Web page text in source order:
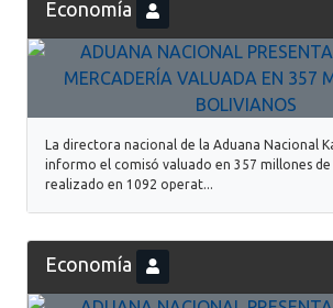
Economía
La directora nacional de la Aduana Nacional
informo el comisó valuado en 357 millones
realizado en 1092 operat...
Economía